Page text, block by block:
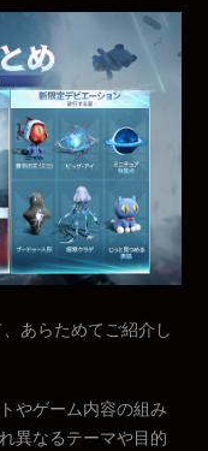
あらためてご紹介し
やゲーム内容の組み
異なるテーマや目的